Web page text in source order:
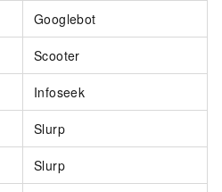
Googlebot
Scooter
Infoseek
Slurp
Slurp